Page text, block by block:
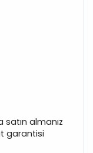
satın almanız
garantisi